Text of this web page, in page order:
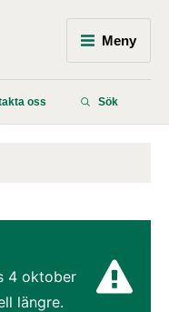
Meny
oss Sök
4 oktober
längre.